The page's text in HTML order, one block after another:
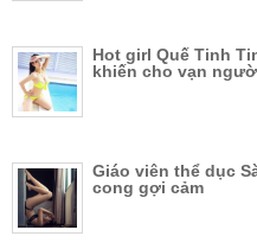
Hot girl Quế Tinh
khiến cho vạn
Giáo viên thể dục
cong gợi cảm